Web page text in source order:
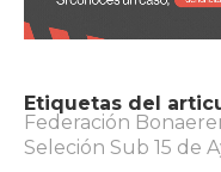
Etiquetas del
Federación
Seleción Sub 15 de